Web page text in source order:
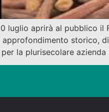
luglio aprirà al pubblico il
storico,
la plurisecolare